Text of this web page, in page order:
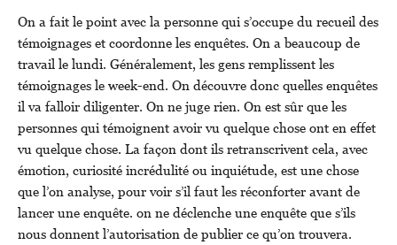
On a fait le point avec la personne qui s’occupe du recueil des
témoignages et coordonne les enquêtes. On a beaucoup de
travail le lundi. Généralement, les gens remplissent les
témoignages le week-end. On découvre donc quelles enquêtes
il va falloir diligenter. On ne juge rien. On est sûr que les
personnes qui témoignent avoir vu quelque chose ont en effet
vu quelque chose. La façon dont ils retranscrivent cela, avec
émotion, curiosité incrédulité ou inquiétude, est une chose
que l’on analyse, pour voir s’il faut les réconforter avant de
lancer une enquête. on ne déclenche une enquête que s’ils
nous donnent l’autorisation de publier ce qu’on trouvera.